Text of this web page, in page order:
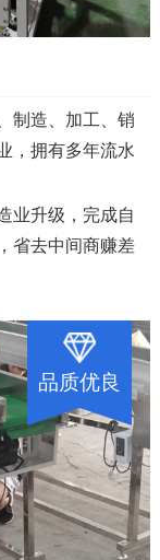
制造、加工、销
，拥有多年流水
业升级，完成自
省去中间商赚差
品质优良